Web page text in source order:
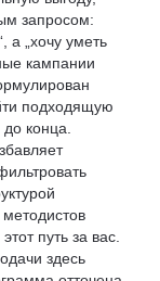
запросом:
а „хочу уметь
кампании
подходящую
конца.
путь за вас.
здесь